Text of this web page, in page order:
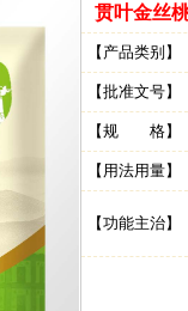
贯叶金丝
【产品类别】
【批准文号】
【规 格】
【用法用量】
【功能主治】